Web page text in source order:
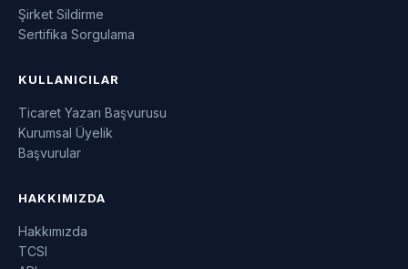
Şirket Sildirme
Sertifika Sorgulama
KULLANICILAR
Ticaret Yazarı Başvurusu
Kurumsal Üyelik
Başvurular
HAKKIMIZDA
Hakkımızda
TCSI